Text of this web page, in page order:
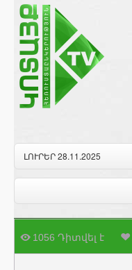
ԼՈՒՐԵՐ 28.11.2025
1056 Դիտվել է